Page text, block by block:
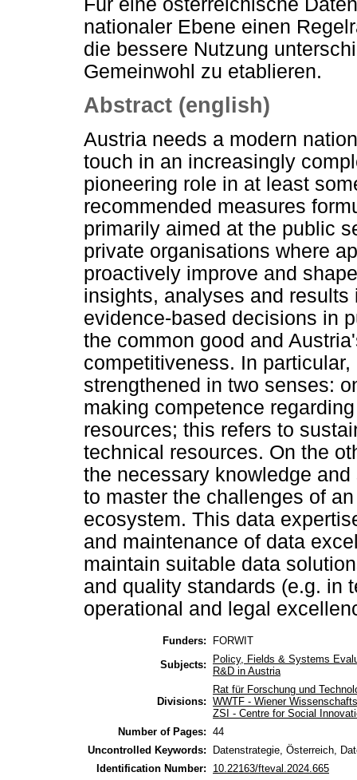
Für eine österreichische
nationaler Ebene einen
die bessere Nutzung
Gemeinwohl zu etablieren.
Abstract (english)
Austria needs a modern
touch in an increasingly
pioneering role in at least
recommended measures
primarily aimed at the public
private organisations where
proactively improve and
insights, analyses and
evidence-based decisions in
the common good and
competitiveness. In
strengthened in two senses:
making competence
resources; this refers to
technical resources. On the
the necessary knowledge
to master the challenges of
ecosystem. This data
and maintenance of data
maintain suitable data
and quality standards (e.g. in
operational and legal
Funders:
FORWIT
Subjects:
Policy, Fields & Systems
R&D in Austria
Divisions:
Rat für Forschung und
WWTF - Wiener
ZSI - Centre for Social
Number of Pages: 44
Uncontrolled Keywords:
Datenstrategie, Österreich,
Identification Number:
10.22163/fteval.2024.665